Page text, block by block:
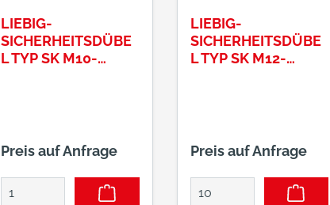
LIEBIG-
SICHERHEITSDÜBE
L TYP SK M10-
Preis auf Anfrage
LIEBIG-
SICHERHEITSDÜBE
L TYP SK M12-
Preis auf Anfrage